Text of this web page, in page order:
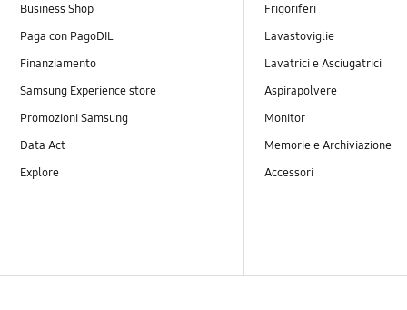
Business Shop
Paga con PagoDIL
Finanziamento
Samsung Experience store
Promozioni Samsung
Data Act
Explore
Frigoriferi
Lavastoviglie
Lavatrici e Asciugatrici
Aspirapolvere
Monitor
Memorie e Archiviazione
Accessori